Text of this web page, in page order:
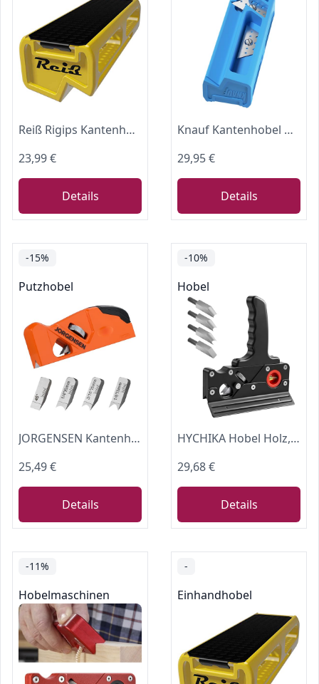
Reiß Rigips Kantenhobel, Fasenhobel, Gipskartonhobel und kleiner Handhobel
23,99 €
Details
Knauf Kantenhobel mit 1 Arbeitsklinge und 3 Ersatzklingen – Gips-Hobel zum exakten Anfasen von Gipsfaser-Platten, Trockenbau-Hobel
29,95 €
Details
-15%
Putzhobel
JORGENSEN Kantenhobel Holz mit 4 Schneidköpfen 45°/3/5/6mm
25,49 €
Details
-10%
Hobel
HYCHIKA Hobel Holz, Holz Kantenhobel für Holz, Fasenhobel für Holzbearbeitung, Kantenhobel mit 4 Schneidköpfen 45°/3/5/6mm, Ortungsblasen, Einhandhobel für Holzbearbeiter, Tischler, Schreiner
29,68 €
Details
-11%
Hobelmaschinen
-
Einhandhobel